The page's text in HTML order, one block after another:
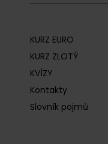
KURZ EURO
KURZ ZLOTÝ
KVÍZY
Kontakty
Slovník pojmů